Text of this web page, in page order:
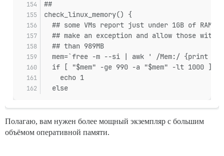
##
check_linux_memory() {
## some VMs report just under 1GB of RAM,
## make an exception and allow those with
  ## than 989MB
mem=`free -m --si | awk ' /Mem:/ {print
if [ "$mem" -ge 990 -a "$mem" -lt 1000 ];
    echo 1
  else
Полагаю, вам нужен более мощный экземпляр с большим
объёмом оперативной памяти.